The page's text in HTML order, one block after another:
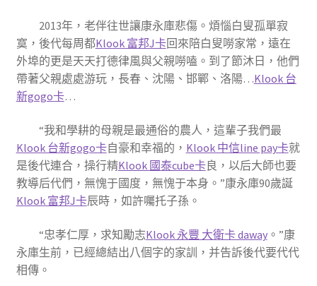
2013年，老伴往世讓康永庫悲傷。煩惱白叟孤單寂
寞，後代每周都Klook 富邦J卡回來陪白叟嘮家常，遠在
外埠的更是天天打德律風與父親嘮嗑。到了節沐日，他們
帶著父親處處游玩，長春、沈陽、邯鄲、洛陽…Klook 台
新gogo卡…
“我和學耕的母親是最通俗的農人，這輩子我們最
Klook 台新gogo卡自豪和幸福的， Klook 中信line pay卡就
是後代連合，操行精Klook 國泰cube卡良，以后大師也要
教導后代們，無愧于國度，無愧于本身。”康永庫90歲誕
Klook 富邦J卡辰時，如許囑托子孫。
“忠孝仁厚，求知勵志Klook 永豐 大衛卡 daway。”康
永庫生前，已經總結出八個字的家訓，并告訴後代要代代
相傳。